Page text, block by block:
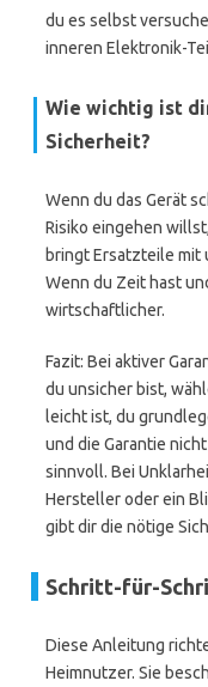
du es selbst
inneren Elektronik-
Wie wichtig ist
Sicherheit?
Wenn du das Gerät
Risiko eingehen
bringt Ersatzteile mit
Wenn du Zeit hast
wirtschaftlicher.
Fazit: Bei aktiver
du unsicher bist,
leicht ist, du
und die Garantie
sinnvoll. Bei
Hersteller oder ein
gibt dir die nötige
Schritt-für-
Diese Anleitung
Heimnutzer. Sie